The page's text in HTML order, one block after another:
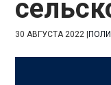
30 АВГУСТА 2022 |